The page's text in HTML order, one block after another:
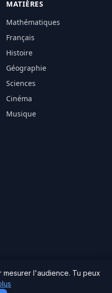
MATIÈRES
Mathématiques
Français
Histoire
Géographie
Sciences
Cinéma
Musique
mesurer l'audience. Tu peux